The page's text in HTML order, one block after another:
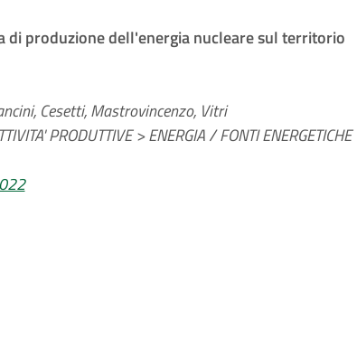
di produzione dell'energia nucleare sul territorio
Cesetti, Mastrovincenzo, Vitri
PRODUTTIVE > ENERGIA / FONTI ENERGETICHE